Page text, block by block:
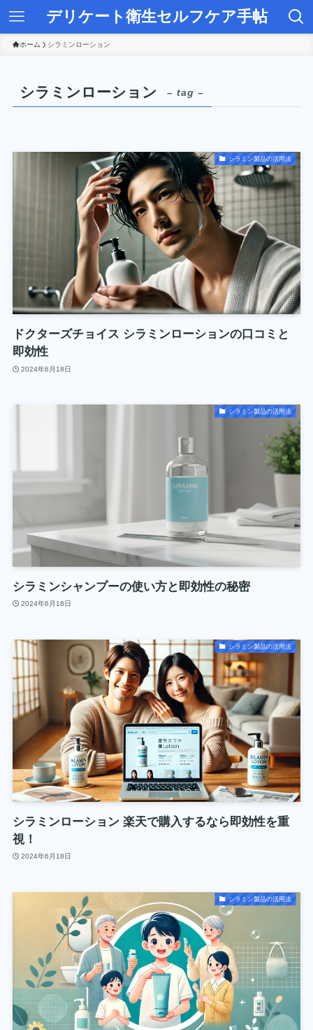
デリケート衛生セルフケア手帖
ホーム シラミンローション
シラミンローション – tag –
シラミン製品の活用法
ドクターズチョイス シラミンローションの口コミと
即効性
2024年6月18日
シラミン製品の活用法
シラミンシャンプーの使い方と即効性の秘密
2024年6月18日
シラミン製品の活用法
シラミンローション 楽天で購入するなら即効性を重
視！
2024年6月18日
シラミン製品の活用法